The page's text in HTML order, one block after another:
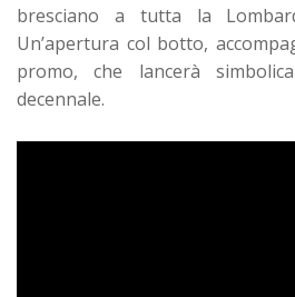
bresciano a tutta la
Un’apertura col botto,
promo, che lancerà
decennale.